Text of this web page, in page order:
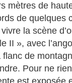
mètres de
de quelques
vivre la scène
II », avec
de
Pour ne